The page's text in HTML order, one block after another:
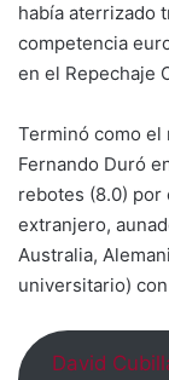
había aterrizado
competencia
en el Repechaje
Terminó como el
Fernando Duró
rebotes (8.0)
extranjero,
Australia,
universitario)
David